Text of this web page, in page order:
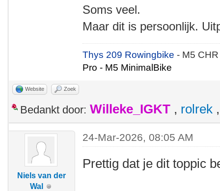
Soms veel.
Maar dit is persoonlijk.
Thys 209 Rowingbike- M5
Pro - M5 MinimalBike
Website Zoek
Bedankt door: Willeke_IGKT , rolrek
Niels van der
Wal
24-Mar-2026, 08:05 AM
Prettig dat je dit toppic